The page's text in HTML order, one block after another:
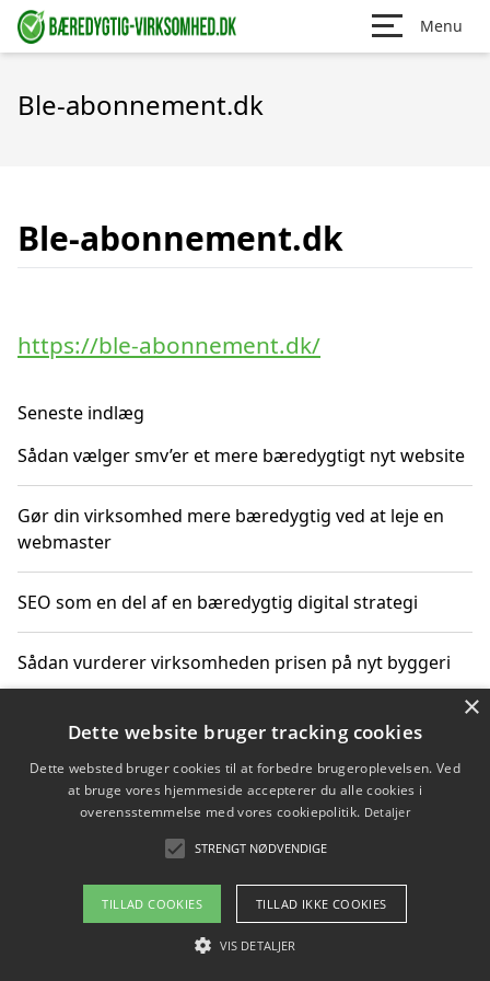
Menu
Ble-abonnement.dk
Ble-abonnement.dk
https://ble-abonnement.dk/
Seneste indlæg
Sådan vælger smv’er et mere bæredygtigt nyt website
Gør din virksomhed mere bæredygtig ved at leje en
webmaster
SEO som en del af en bæredygtig digital strategi
Sådan vurderer virksomheden prisen på nyt byggeri
Sådan får du hjælp til en hjemmeside uden binding
Copyright 2026 - Pilanto Aps
Om / kontakt
Blog Betingelser
×
Dette website bruger tracking cookies
Dette websted bruger cookies til at forbedre brugeroplevelsen. Ved
at bruge vores hjemmeside accepterer du alle cookies i
overensstemmelse med vores cookiepolitik. Detaljer
STRENGT NØDVENDIGE
TILLAD COOKIES TILLAD IKKE COOKIES
VIS DETALJER